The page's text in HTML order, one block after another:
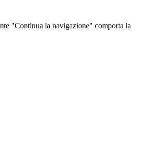
"Continua la navigazione" comporta la